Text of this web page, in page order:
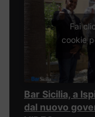
Fai
cookie
Bar Sicilia, a
dal nuovo